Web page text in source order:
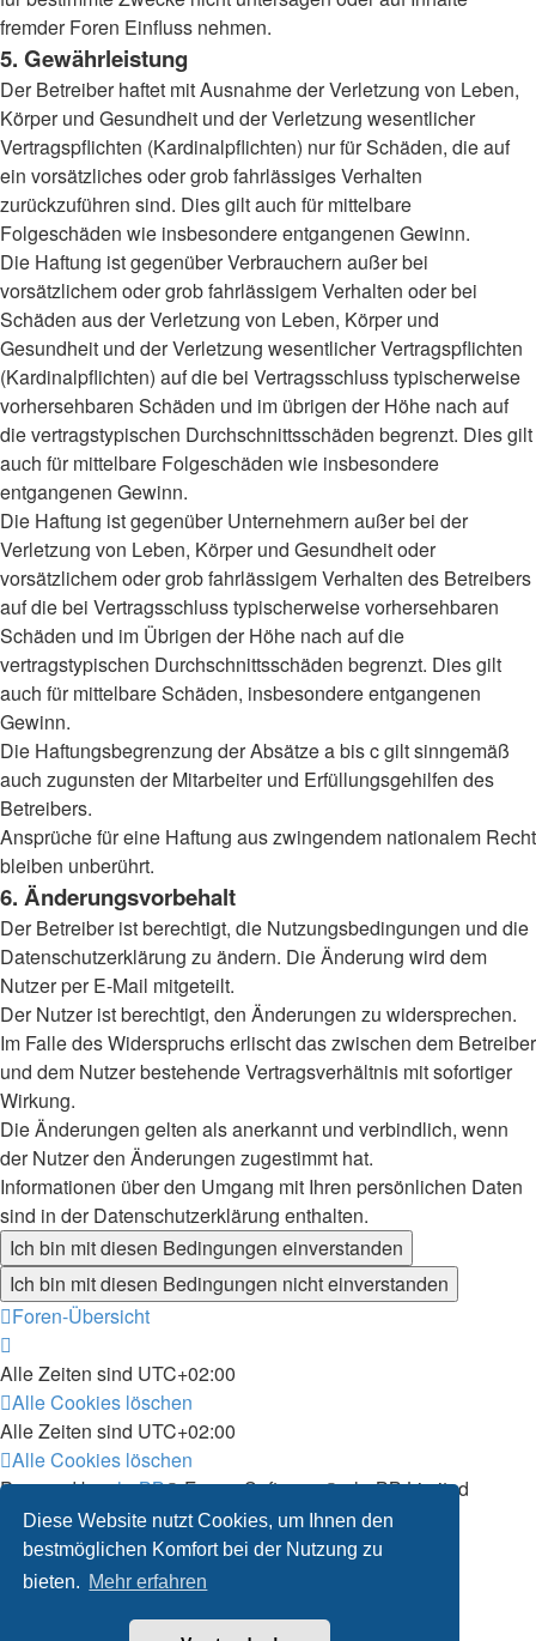
Diese Website nutzt Cookies, um Ihnen den
bestmöglichen Komfort bei der Nutzung zu
bieten. Mehr erfahren
fremder Foren Einfluss nehmen.
5. Gewährleistung
Der Betreiber haftet mit Ausnahme der Verletzung von Leben,
Körper und Gesundheit und der Verletzung wesentlicher
Vertragspflichten (Kardinalpflichten) nur für Schäden, die auf
ein vorsätzliches oder grob fahrlässiges Verhalten
zurückzuführen sind. Dies gilt auch für mittelbare
Folgeschäden wie insbesondere entgangenen Gewinn.
Die Haftung ist gegenüber Verbrauchern außer bei
vorsätzlichem oder grob fahrlässigem Verhalten oder bei
Schäden aus der Verletzung von Leben, Körper und
Gesundheit und der Verletzung wesentlicher Vertragspflichten
(Kardinalpflichten) auf die bei Vertragsschluss typischerweise
vorhersehbaren Schäden und im übrigen der Höhe nach auf
die vertragstypischen Durchschnittsschäden begrenzt. Dies gilt
auch für mittelbare Folgeschäden wie insbesondere
entgangenen Gewinn.
Die Haftung ist gegenüber Unternehmern außer bei der
Verletzung von Leben, Körper und Gesundheit oder
vorsätzlichem oder grob fahrlässigem Verhalten des Betreibers
auf die bei Vertragsschluss typischerweise vorhersehbaren
Schäden und im Übrigen der Höhe nach auf die
vertragstypischen Durchschnittsschäden begrenzt. Dies gilt
auch für mittelbare Schäden, insbesondere entgangenen
Gewinn.
Die Haftungsbegrenzung der Absätze a bis c gilt sinngemäß
auch zugunsten der Mitarbeiter und Erfüllungsgehilfen des
Betreibers.
Ansprüche für eine Haftung aus zwingendem nationalem Recht
bleiben unberührt.
6. Änderungsvorbehalt
Der Betreiber ist berechtigt, die Nutzungsbedingungen und die
Datenschutzerklärung zu ändern. Die Änderung wird dem
Nutzer per E-Mail mitgeteilt.
Der Nutzer ist berechtigt, den Änderungen zu widersprechen.
Im Falle des Widerspruchs erlischt das zwischen dem Betreiber
und dem Nutzer bestehende Vertragsverhältnis mit sofortiger
Wirkung.
Die Änderungen gelten als anerkannt und verbindlich, wenn
der Nutzer den Änderungen zugestimmt hat.
Informationen über den Umgang mit Ihren persönlichen Daten
sind in der Datenschutzerklärung enthalten.
Foren-Übersicht
Alle Zeiten sind UTC+02:00
Alle Cookies löschen
Alle Zeiten sind UTC+02:00
Alle Cookies löschen
Powered byphpBB® Forum Software © phpBB Limited
Deutsche Übersetzung durchphpBB.de
Datenschutz|Nutzungsbedingungen